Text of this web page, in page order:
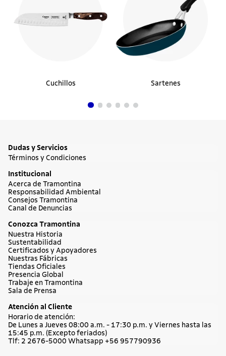
Juego de Lápices para Carpintero 6 piezas
Cuchillos
Dudas y Servicios
Términos y Condiciones
Institucional